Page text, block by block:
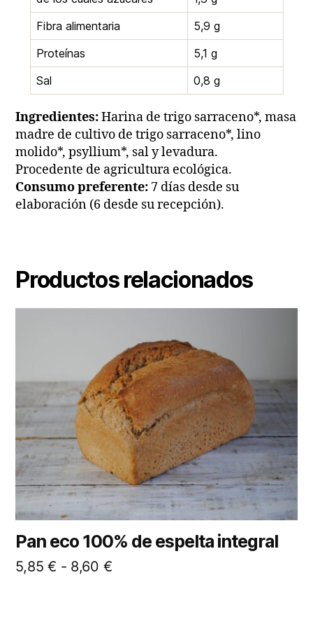
Fibra alimentaria
5,9 g
Proteínas
5,1 g
Sal
0,8 g
Ingredientes:Harina de trigo sarraceno*, masa
madre de cultivo de trigo sarraceno*, lino
molido*, psyllium*, sal y levadura.
Procedente de agricultura ecológica.
Consumo preferente: 7 días desde su
elaboración (6 desde su recepción).
Productos relacionados
Pan eco 100% de espelta integral
5,85€ - 8,60 €